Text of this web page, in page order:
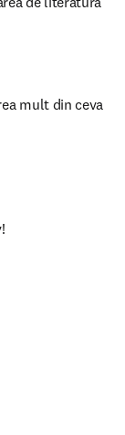
mult din ceva